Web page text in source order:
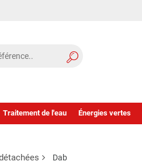
Traitement de l'eau Énergies vertes
Dab